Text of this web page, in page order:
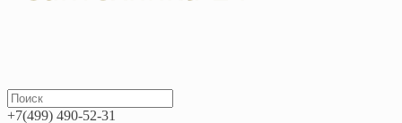
+7(499) 490-52-31